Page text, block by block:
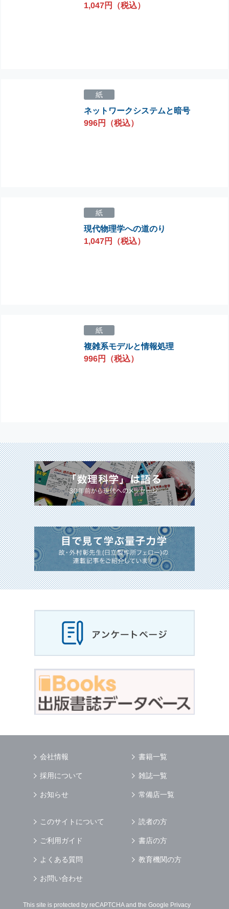
1,047円（税込）
紙
ネットワークシステムと暗号
996円（税込）
紙
現代物理学への道のり
1,047円（税込）
紙
複雑系モデルと情報処理
996円（税込）
会社情報
採用について
お知らせ
書籍一覧
雑誌一覧
常備店一覧
このサイトについて
ご利用ガイド
よくある質問
お問い合わせ
読者の方
書店の方
教育機関の方
This site is protected by reCAPTCHA and the Google Privacy